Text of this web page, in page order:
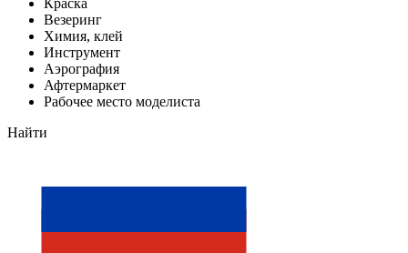
Краска
Везеринг
Химия, клей
Инструмент
Аэрография
Афтермаркет
Рабочее место моделиста
Найти